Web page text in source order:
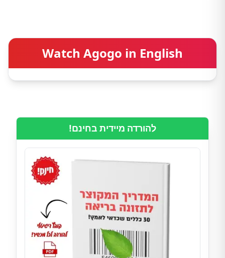
Watch Agogo in English
להורדה מיידית בחינם!